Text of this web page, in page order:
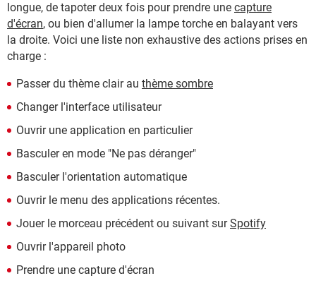
longue, de tapoter deux fois pour prendre une capture
d'écran, ou bien d'allumer la lampe torche en balayant vers
la droite. Voici une liste non exhaustive des actions prises en
charge :
Passer du thème clair au thème sombre
Changer l'interface utilisateur
Ouvrir une application en particulier
Basculer en mode "Ne pas déranger"
Basculer l'orientation automatique
Ouvrir le menu des applications récentes.
Jouer le morceau précédent ou suivant surSpotify
Ouvrir l'appareil photo
Prendre une capture d'écran